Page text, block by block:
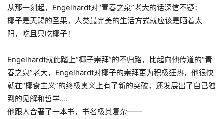
从那一刻起，Engelhardt对“青春之泉”老大的话深信不疑：
椰子是天赐的圣果，人类最完美的生活方式就应该是晒着太
阳，吃且只吃椰子！
Engelhardt就此踏上“椰子崇拜”的不归路，比起向他传道的“青
春之泉”老大，Engelhardt对椰子的崇拜更为积极狂热，他很快
就在“椰食主义”的终极奥义上有了新的突破，还发展出了自己独
到的见解和哲学….
他跟人合著了一本书，书名极其复杂——